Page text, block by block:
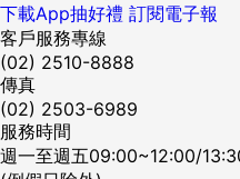
下載App抽好禮 訂閱電子報
客戶服務專線
(02) 2510-8888
傳真
(02) 2503-6989
服務時間
週一至週五09:00~12:00/